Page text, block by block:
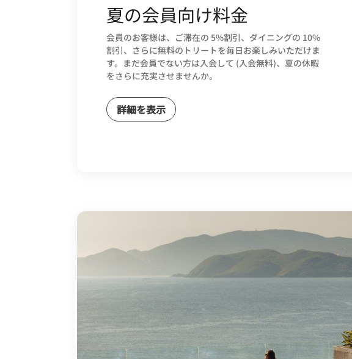
夏の会員向け料金
会員のお客様は、ご滞在の 5%割引、ダイニングの 10%
割引、さらに無料のトリートを毎日お楽しみいただけま
す。まだ会員でない方は入会して (入会無料)、夏の休暇
をさらに充実させませんか。
詳細を表示